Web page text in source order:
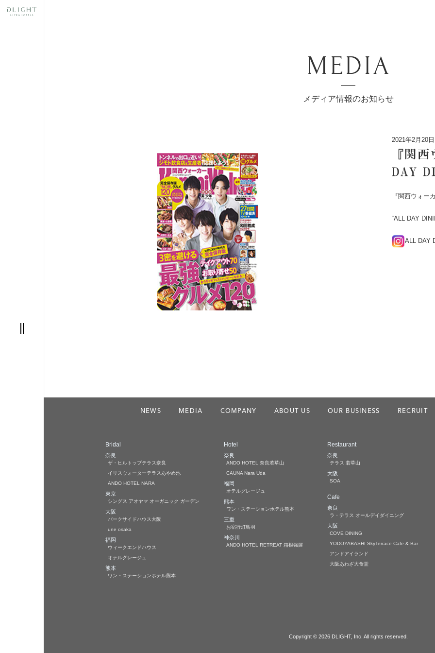
MEDIA
メディア情報のお知らせ
2021年2月20日
『関
DAY
『関西ウォー
“ALL DAY
ALL DAY
NEWS MEDIA COMPANY ABOUT US OUR BUSINESS RECRUIT
Bridal
奈良
ザ・ヒルトップテラス奈良
イリスウォーターテラスあやめ池
ANDO HOTEL NARA
東京
シングス アオヤマ オーガニック ガーデン
大阪
パークサイドハウス大阪
une osaka
福岡
ウィークエンドハウス
オテルグレージュ
熊本
ワン・ステーションホテル熊本
Hotel
奈良
ANDO HOTEL 奈良若草山
CAUNA Nara Uda
福岡
オテルグレージュ
熊本
ワン・ステーションホテル熊本
三重
お宿行灯鳥羽
神奈川
ANDO HOTEL RETREAT 箱根強羅
Restaurant
奈良
テラス 若草山
大阪
SOA
Cafe
奈良
ラ・テラス オールデイダイニング
大阪
COVE DINING
YODOYABASHI SkyTerrace Cafe & Bar
アンドアイランド
大阪あわざ大食堂
Copyright © 2026 DLIGHT, Inc. All rights reserved.